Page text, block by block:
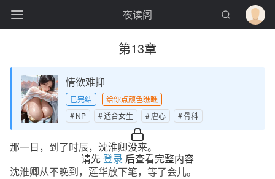
夜读阁
第13章
情欲难抑
已完结
给你点颜色瞧瞧
NP
适合女生 虐心 骨科
那一日，到了时辰，沈淮卿没来。
沈淮卿从不晚到，莲华放下笔，等了会儿。
请先登录 后查看完整内容